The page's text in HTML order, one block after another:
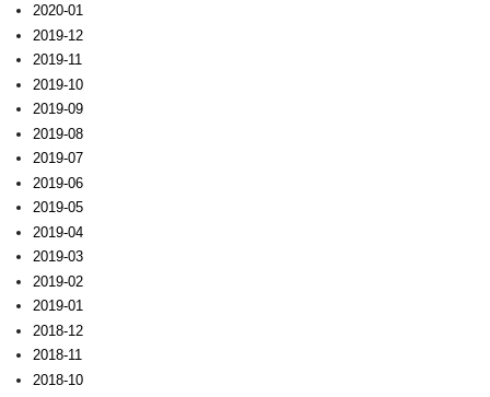
2020-01
2019-12
2019-11
2019-10
2019-09
2019-08
2019-07
2019-06
2019-05
2019-04
2019-03
2019-02
2019-01
2018-12
2018-11
2018-10